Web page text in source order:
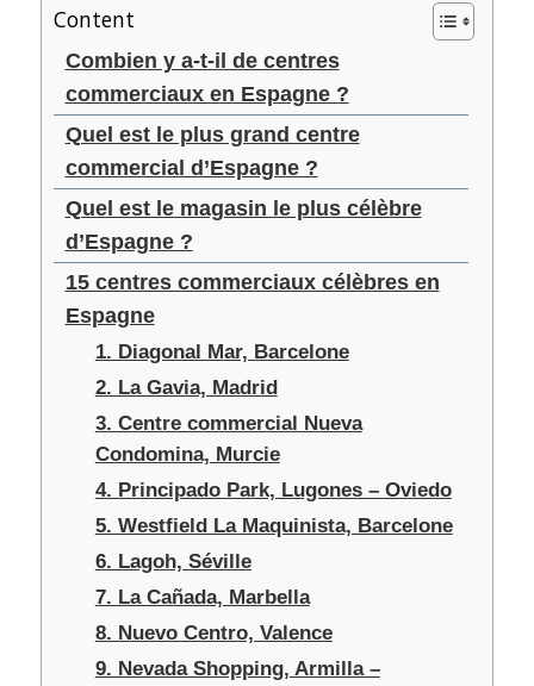
Content
Combien y a-t-il de centres
commerciaux en Espagne ?
Quel est le plus grand centre
commercial d’Espagne ?
Quel est le magasin le plus célèbre
d’Espagne ?
15 centres commerciaux célèbres en
Espagne
1. Diagonal Mar, Barcelone
2. La Gavia, Madrid
3. Centre commercial Nueva
Condomina, Murcie
4. Principado Park, Lugones – Oviedo
5. Westfield La Maquinista, Barcelone
6. Lagoh, Séville
7. La Cañada, Marbella
8. Nuevo Centro, Valence
9. Nevada Shopping, Armilla –